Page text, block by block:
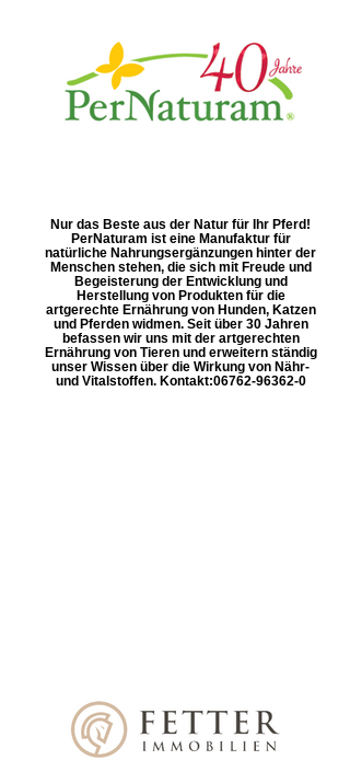
Nur das Beste aus der Natur für Ihr Pferd!
PerNaturam ist eine Manufaktur für
natürliche Nahrungsergänzungen hinter der
Menschen stehen, die sich mit Freude und
Begeisterung der Entwicklung und
Herstellung von Produkten für die
artgerechte Ernährung von Hunden, Katzen
und Pferden widmen. Seit über 30 Jahren
befassen wir uns mit der artgerechten
Ernährung von Tieren und erweitern ständig
unser Wissen über die Wirkung von Nähr-
und Vitalstoffen. Kontakt: ​06762-96362-0